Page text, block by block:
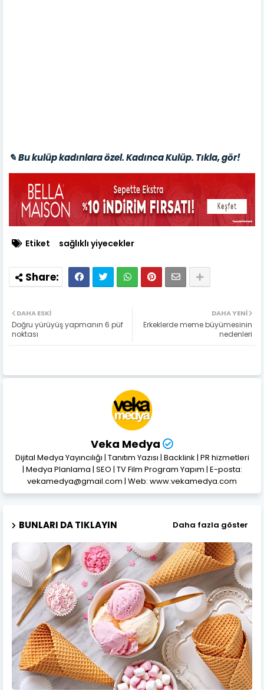
✎ Bu kulüp kadınlara özel. Kadınca Kulüp. Tıkla, gör!
Etiket sağlıklı yiyecekler
DAHA YENI
Erkeklerde meme büyümesinin
nedenleri
DAHA ESKI
Doğru yürüyüş yapmanın 6 püf
noktası
Veka Medya
Dijital Medya Yayıncılığı | Tanıtım Yazısı | Backlink | PR hizmetleri
| Medya Planlama | SEO | TV Film Program Yapım | E-posta:
vekamedya@gmail.com | Web: www.vekamedya.com
BUNLARI DA TIKLAYIN Daha fazla göster